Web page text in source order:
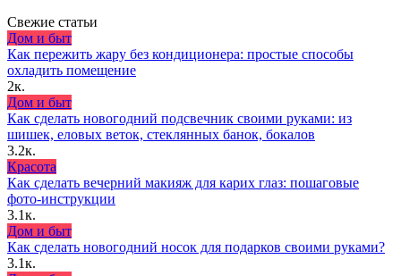
Свежие статьи
Дом и быт
Как пережить жару без кондиционера: простые способы
охладить помещение
2к.
Дом и быт
Как сделать новогодний подсвечник своими руками: из
шишек, еловых веток, стеклянных банок, бокалов
3.2к.
Красота
Как сделать вечерний макияж для карих глаз: пошаговые
фото-инструкции
3.1к.
Дом и быт
Как сделать новогодний носок для подарков своими руками?
3.1к.